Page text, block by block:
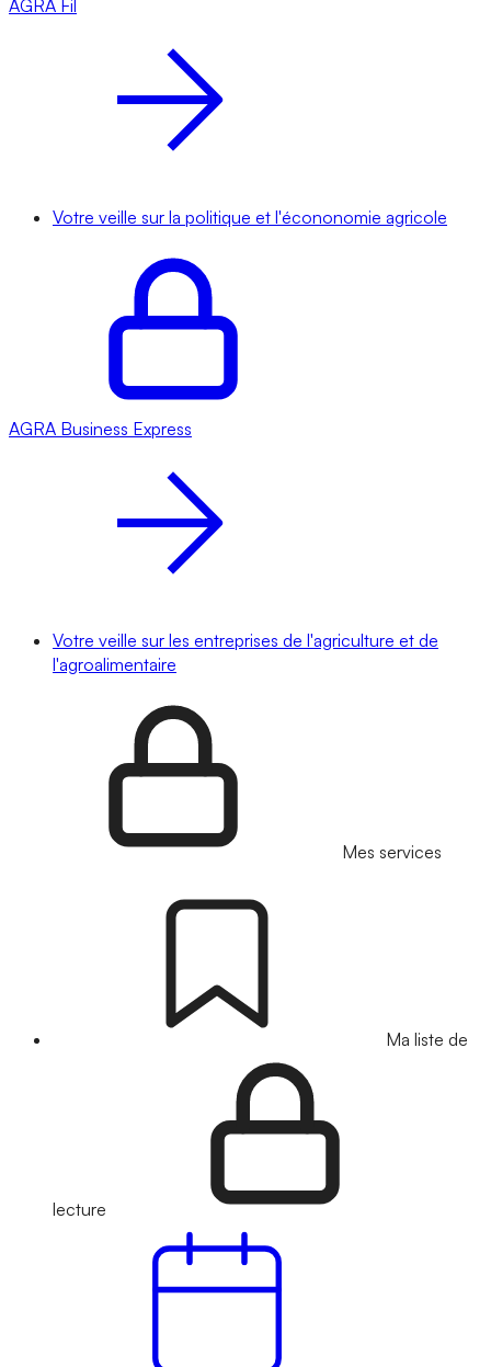
AGRA Fil
Votre veille sur la politique et l'écononomie agricole
AGRA Business Express
Votre veille sur les entreprises de l'agriculture et de
l'agroalimentaire
Mes services
Ma liste de
lecture